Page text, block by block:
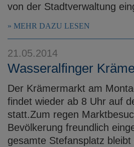
von der Stadtverwaltung
MEHR DAZU LESEN
21.05.2014
Wasseralfinger
Der Krämermarkt am
findet wieder ab 8 Uhr auf
statt.Zum regen
Bevölkerung freundlich
gesamte Stefansplatz